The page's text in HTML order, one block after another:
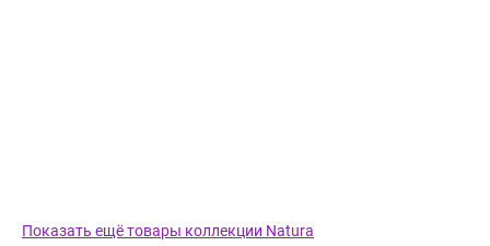
Показать ещё товары коллекции Natura